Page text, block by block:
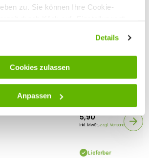
zu. Sie können Ihre Cookie-
Details
Cookies zulassen
Anpassen
ST 909/4 Lister Tränkenippel
5,90
Inkl. MwSt.,zzgl. Versand
Lieferbar